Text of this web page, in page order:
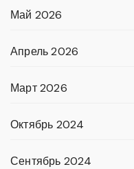
Май 2026
Апрель 2026
Март 2026
Октябрь 2024
Сентябрь 2024